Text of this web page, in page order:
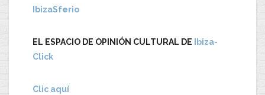
IbizaSferio
EL ESPACIO DE OPINIÓN CULTURAL DE
Ibiza-
Click
Clic aquí